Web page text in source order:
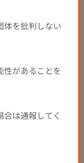
体を批判しない
性があることを
は通報してく